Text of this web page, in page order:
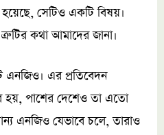
সেটিও একটি বিষয়।
কথা আমাদের জানা।
এর প্রতিবেদন
হয়, পাশের দেশেও তা এতো
এনজিও যেভাবে চলে, তারাও